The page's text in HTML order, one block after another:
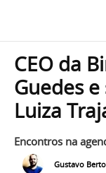
CEO da
Guedes
Luiza
Encontros na
Gustavo